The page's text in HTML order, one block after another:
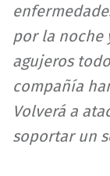
por la noche
agujeros
compañía
Volverá a
soportar un